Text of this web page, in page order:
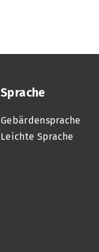
Sprache
Gebärdensprache
Leichte Sprache